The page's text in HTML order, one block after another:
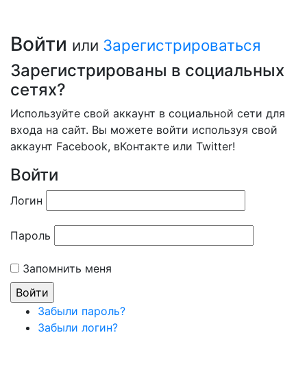
Войти или Зарегистрироваться
Зарегистрированы в социальных
сетях?
Используйте свой аккаунт в социальной сети для
входа на сайт. Вы можете войти используя свой
аккаунт Facebook, вКонтакте или Twitter!
Войти
Логин
Пароль
Запомнить меня
Забыли пароль?
Забыли логин?